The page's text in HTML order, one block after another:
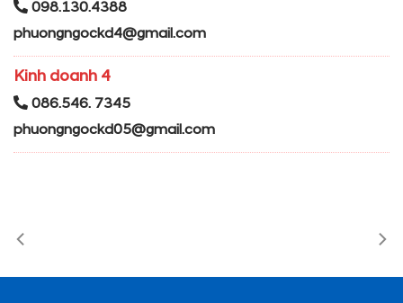
098.130.4388
phuongngockd4@gmail.com
Kinh doanh 4
086.546. 7345
phuongngockd05@gmail.com